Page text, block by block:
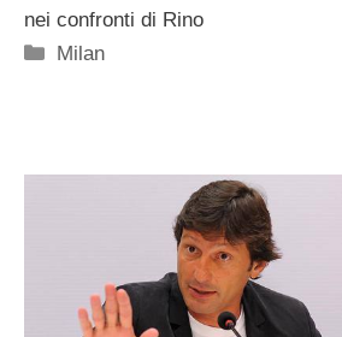
nei confronti di Rino
Categorie
Milan